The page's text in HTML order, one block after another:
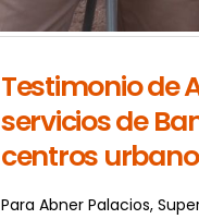
Testimonio de
servicios de
centros
Para Abner Palacios,